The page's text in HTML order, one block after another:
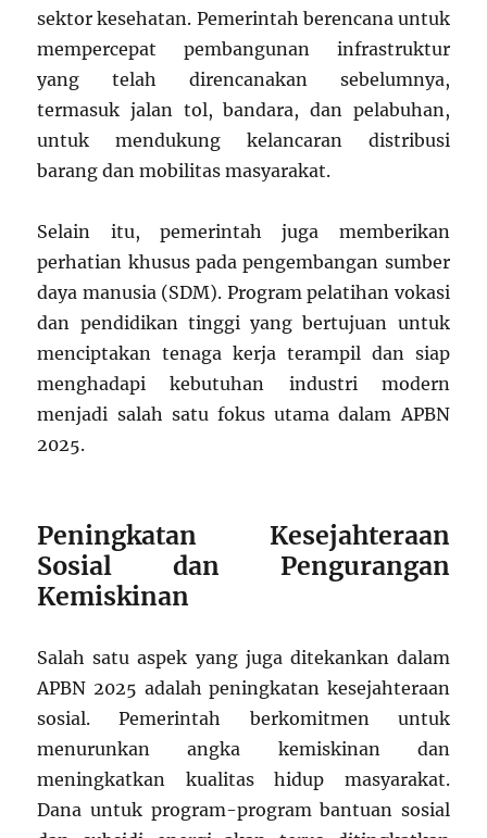
sektor kesehatan. Pemerintah berencana untuk
mempercepat pembangunan infrastruktur
yang telah direncanakan sebelumnya,
termasuk jalan tol, bandara, dan pelabuhan,
untuk mendukung kelancaran distribusi
barang dan mobilitas masyarakat.
Selain itu, pemerintah juga memberikan
perhatian khusus pada pengembangan sumber
daya manusia (SDM). Program pelatihan vokasi
dan pendidikan tinggi yang bertujuan untuk
menciptakan tenaga kerja terampil dan siap
menghadapi kebutuhan industri modern
menjadi salah satu fokus utama dalam APBN
2025.
Peningkatan Kesejahteraan
Sosial dan Pengurangan
Kemiskinan
Salah satu aspek yang juga ditekankan dalam
APBN 2025 adalah peningkatan kesejahteraan
sosial. Pemerintah berkomitmen untuk
menurunkan angka kemiskinan dan
meningkatkan kualitas hidup masyarakat.
Dana untuk program-program bantuan sosial